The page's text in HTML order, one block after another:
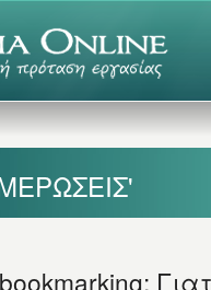
bookmarking;